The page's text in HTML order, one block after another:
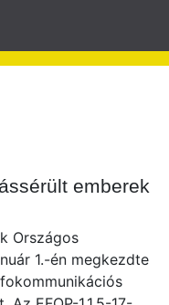
emberek
Országos
1.-én megkezdte